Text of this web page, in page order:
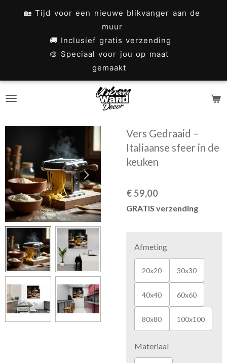
🏡 Tijd voor een nieuwe blikvanger aan de
muur
🚚 Inclusief gratis verzending
🎨 Speciaal voor jou op maat
gemaakt
Vers Gedraaid –
Italiaanse sfeer in de
keuken
€ 59,00
GRATIS verzending
Afmeting
20x20 30x30
40x40 60x60
80x80 100x100
Materiaal